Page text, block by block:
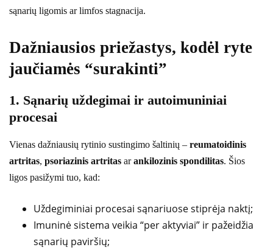
sąnarių ligomis ar limfos stagnacija.
Dažniausios priežastys, kodėl ryte
jaučiamės “surakinti”
1. Sąnarių uždegimai ir autoimuniniai
procesai
Vienas dažniausių rytinio sustingimo šaltinių – reumatoidinis
artritas, psoriazinis artritas arankilozinis spondilitas. Šios
ligos pasižymi tuo, kad:
Uždegiminiai procesai sąnariuose stiprėja naktį;
Imuninė sistema veikia “per aktyviai” ir pažeidžia
sąnarių paviršių;